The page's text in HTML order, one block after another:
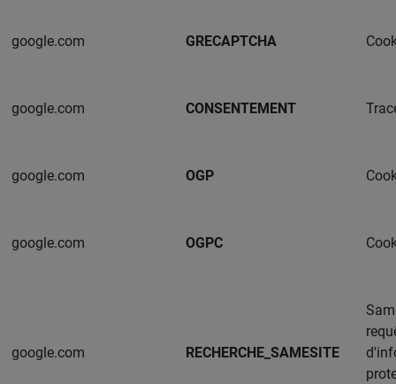
google.com GRECAPTCHA
google.com CONSENTEMENT
google.com OGP
google.com OGPC
google.com RECHERCHE_SAMESITE